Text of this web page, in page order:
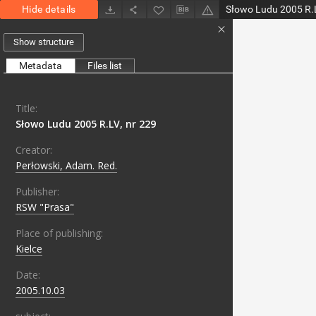
Hide details Słowo Ludu 2005
Show structure
Metadata Files list
Title:
Słowo Ludu 2005 R.LV, nr 229
Creator:
Perłowski, Adam. Red.
Publisher:
RSW "Prasa"
Place of publishing:
Kielce
Date:
2005.10.03